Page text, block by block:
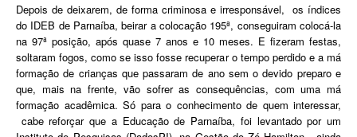
Depois de deixarem, de forma criminosa e irresponsável, os índices
do IDEB de Parnaíba, beirar a colocação 195ª, conseguiram colocá-la
na 97ª posição, após quase 7 anos e 10 meses. E fizeram festas,
soltaram fogos, como se isso fosse recuperar o tempo perdido e a má
formação de crianças que passaram de ano sem o devido preparo e
que, mais na frente, vão sofrer as consequências, com uma má
formação acadêmica. Só para o conhecimento de quem interessar,
cabe reforçar que a Educação de Parnaíba, foi levantado por um